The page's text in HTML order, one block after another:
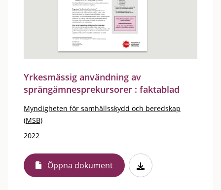
Yrkesmässig användning av
sprängämnesprekursorer : faktablad
Myndigheten för samhällsskydd och beredskap
(MSB)
2022
Öppna dokument